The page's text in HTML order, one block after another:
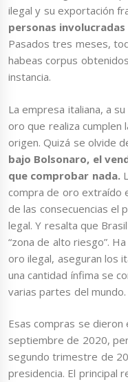
ilegal y su exportación
personas
Pasados tres meses,
habeas corpus
instancia.
La empresa italiana, a
oro que realiza cumplen
origen. Quizá se olvide
bajo Bolsonaro, el
que comprobar nada.
compra de oro extraído
de las consecuencias el
legal. Y resalta que
“zona de alto riesgo”.
oro ilegal, aseguran los
una cantidad ínfima se
varias partes del mundo.
Esas compras se
septiembre de 2020,
segundo trimestre de
presidencia. El principal